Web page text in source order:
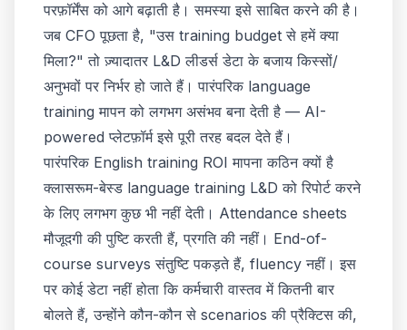
परफ़ॉर्मेंस को आगे बढ़ाती है। समस्या इसे साबित करने की है।
जब CFO पूछता है, "उस training budget से हमें क्या
मिला?" तो ज़्यादातर L&D लीडर्स डेटा के बजाय किस्सों/
अनुभवों पर निर्भर हो जाते हैं। पारंपरिक language
training मापन को लगभग असंभव बना देती है — AI-
powered प्लेटफ़ॉर्म इसे पूरी तरह बदल देते हैं।
पारंपरिक English training ROI मापना कठिन क्यों है
क्लासरूम-बेस्ड language training L&D को रिपोर्ट करने
के लिए लगभग कुछ भी नहीं देती। Attendance sheets
मौजूदगी की पुष्टि करती हैं, प्रगति की नहीं। End-of-
course surveys संतुष्टि पकड़ते हैं, fluency नहीं। इस
पर कोई डेटा नहीं होता कि कर्मचारी वास्तव में कितनी बार
बोलते हैं, उन्होंने कौन-कौन से scenarios की प्रैक्टिस की,